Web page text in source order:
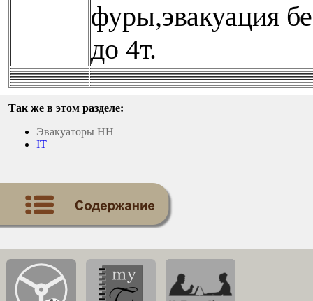
фуры,эвакуация
до 4т.
Так же в этом разделе:
Эвакуаторы НН
IT